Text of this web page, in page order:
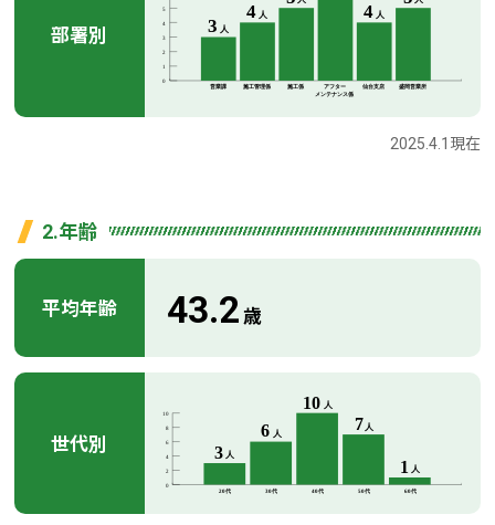
部署別
2025.4.1現在
2.年齢
平均年齢 43.2歳
世代別